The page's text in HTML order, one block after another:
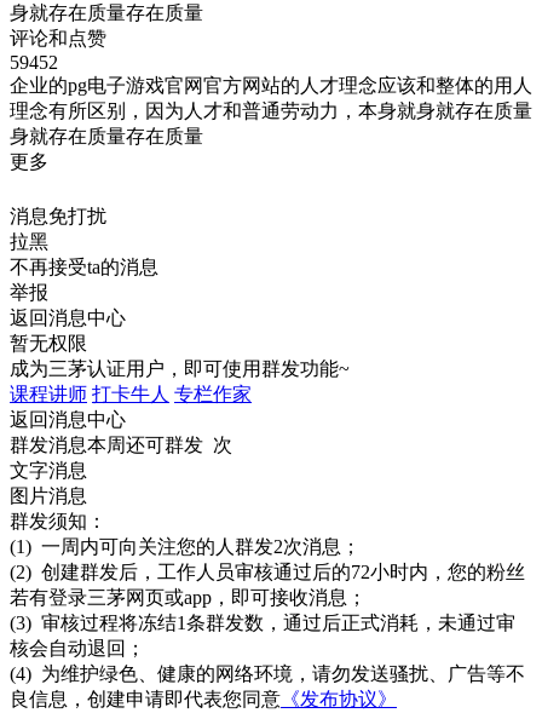
身就存在质量存在质量
评论和点赞
59452
企业的pg电子游戏官网官方网站的人才理念应该和整体的用人
理念有所区别，因为人才和普通劳动力，本身就身就存在质量
身就存在质量存在质量
更多
消息免打扰
拉黑
不再接受ta的消息
举报
返回消息中心
暂无权限
成为三茅认证用户，即可使用群发功能~
课程讲师 打卡牛人 专栏作家
返回消息中心
群发消息本周还可群发 次
文字消息
图片消息
群发须知：
(1) 一周内可向关注您的人群发2次消息；
(2) 创建群发后，工作人员审核通过后的72小时内，您的粉丝
若有登录三茅网页或app，即可接收消息；
(3) 审核过程将冻结1条群发数，通过后正式消耗，未通过审
核会自动退回；
(4) 为维护绿色、健康的网络环境，请勿发送骚扰、广告等不
良信息，创建申请即代表您同意 《发布协议》